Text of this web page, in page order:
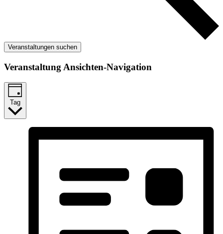
Veranstaltungen suchen
Veranstaltung Ansichten-Navigation
Tag